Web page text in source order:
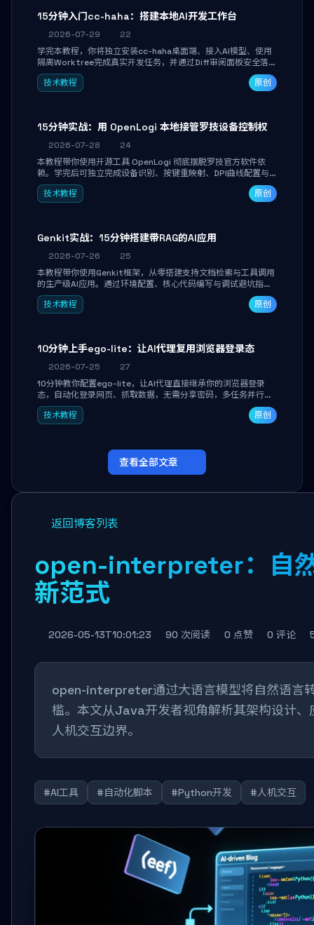
15分钟入门cc-haha：搭建本地AI开发工作台
2026-07-29
22
学完本教程，你将独立安装cc-haha桌面端、接入AI模型、使用
隔离Worktree完成真实开发任务，并通过Diff审阅面板安全落地
AI代码改写。告别终端黑盒操作，让AI在沙箱环境中工作，你只
做审阅和决策。
技术教程 原创
15分钟实战：用 OpenLogi 本地接管罗技设备控制权
2026-07-28
24
本教程带你使用开源工具 OpenLogi 彻底摆脱罗技官方软件依
赖。学完后可独立完成设备识别、按键重映射、DPI曲线配置与
SmartShift调节，实现完全离线控制，保护隐私并释放硬件性
能。
技术教程 原创
Genkit实战：15分钟搭建带RAG的AI应用
2026-07-26
25
本教程带你使用Genkit框架，从零搭建支持文档检索与工具调用
的生产级AI应用。通过环境配置、核心代码编写与调试避坑指
南，学完即可掌握多模型切换、RAG管道构建及函数调用注册，
独立开发高效AI智能体。
技术教程 原创
10分钟上手ego-lite：让AI代理复用浏览器登录态
2026-07-25
27
10分钟教你配置ego-lite，让AI代理直接继承你的浏览器登录
态，自动化登录网页、抓取数据，无需分享密码，多任务并行不
干扰日常使用。
技术教程
原创
查看全部文章
返回博客列表
open-interpreter：自
新范式
2026-05-13T10:01:23 90 次阅读 0 点赞 0 评论
open-interpreter通过大语言模型将自然语言
槛。本文从Java开发者视角解析其架构设计
人机交互边界。
#AI工具 #自动化脚本 #Python开发 #人机交互